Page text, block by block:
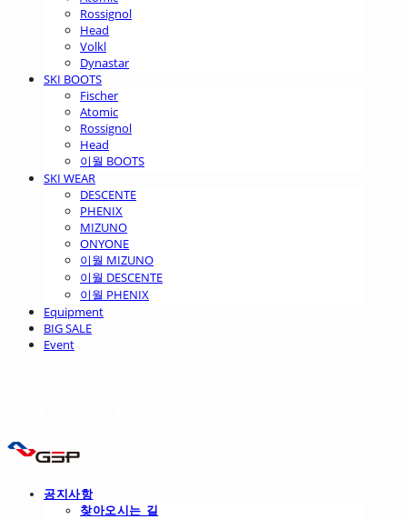
Rossignol
Head
Volkl
Dynastar
SKI BOOTS
Fischer
Atomic
Rossignol
Head
이월 BOOTS
SKI WEAR
DESCENTE
PHENIX
MIZUNO
ONYONE
이월 MIZUNO
이월 DESCENTE
이월 PHENIX
Equipment
BIG SALE
Event
공지사항
찾아오시는 길